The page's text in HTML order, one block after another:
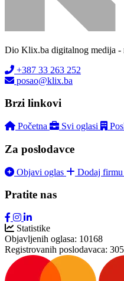
Dio Klix.ba digitalnog medija -
+387 33 263 252
posao@klix.ba
Brzi linkovi
Početna Svi oglasi
Za poslodavce
Objavi oglas Dodaj firmu
Pratite nas
Statistike
Objavljenih oglasa: 10168
Registrovanih poslodavaca: